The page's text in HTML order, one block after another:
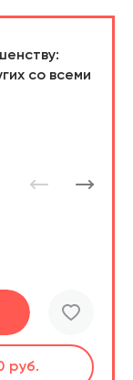
со всеми
руб.
руб.
руб.